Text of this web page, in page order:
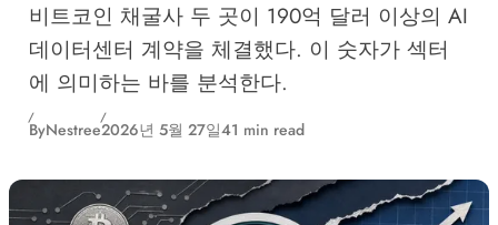
비트코인 채굴사 두 곳이 190억 달러 이상의 AI
데이터센터 계약을 체결했다. 이 숫자가 섹터
에 의미하는 바를 분석한다.
ByNestree2026년 5월 27일41 min read